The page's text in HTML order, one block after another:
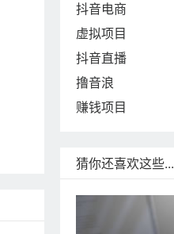
抖音电商
虚拟项目
抖音直播
撸音浪
赚钱项目
猜你还喜欢这些...